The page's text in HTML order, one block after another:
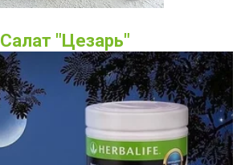
Салат "Цезарь"